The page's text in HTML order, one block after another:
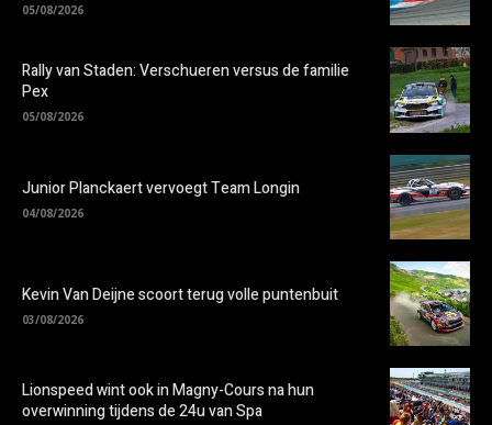
05/08/2026
Rally van Staden: Verschueren versus de familie
Pex
05/08/2026
Junior Planckaert vervoegt Team Longin
04/08/2026
Kevin Van Deijne scoort terug volle puntenbuit
03/08/2026
Lionspeed wint ook in Magny-Cours na hun
overwinning tijdens de 24u van Spa